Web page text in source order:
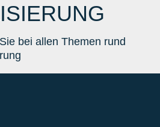
bei allen Themen rund